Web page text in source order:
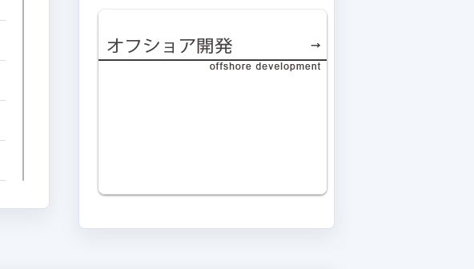
hore development）とは、情報技術（IT）開発の
一部業務を関連海外サプライヤーなどを通じて行